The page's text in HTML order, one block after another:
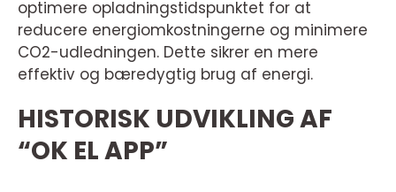
optimere opladningstidspunktet for at
reducere energiomkostningerne og minimere
CO2-udledningen. Dette sikrer en mere
effektiv og bæredygtig brug af energi.
HISTORISK UDVIKLING AF
“OK EL APP”